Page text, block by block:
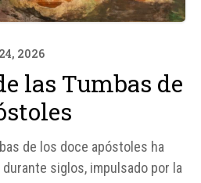
2026
las Tumbas de
de los doce apóstoles ha
siglos, impulsado por la